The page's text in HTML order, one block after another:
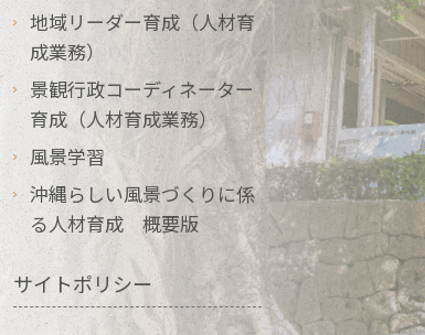
地域リーダー育成（人材育
成業務）
景観行政コーディネーター
育成（人材育成業務）
風景学習
沖縄らしい風景づくりに係
る人材育成 概要版
サイトポリシー